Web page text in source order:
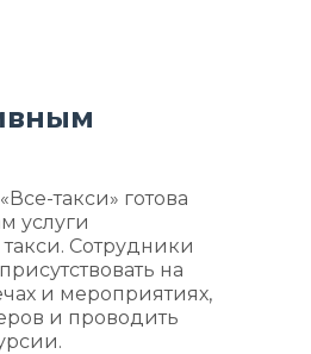
такси» готова
услуги
Сотрудники
на
и мероприятиях,
и проводить